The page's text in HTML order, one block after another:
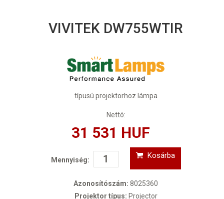
VIVITEK DW755WTIR
típusú projektorhoz lámpa
Nettó:
31 531 HUF
Mennyiség:
Kosárba
Azonosítószám: 8025360
Projektor típus: Projector